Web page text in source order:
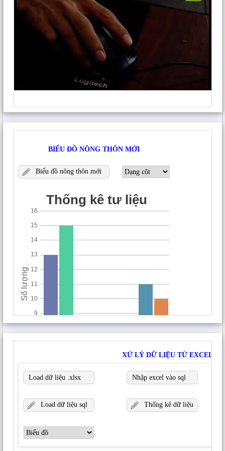
I’m truly enjoying the design and layout of
your site. It’s a very easy on the eyes which
makes it much more enjoyable for me to
come here and visit more often. Did you
hire out a developer to create your theme?
Các bình luận trước
Để lại một bình luận
Email của bạn sẽ không được hiển thị công khai.
trường bắt buộc được đánh dấu*
Bình luận*
Tên
Email*
Trang web